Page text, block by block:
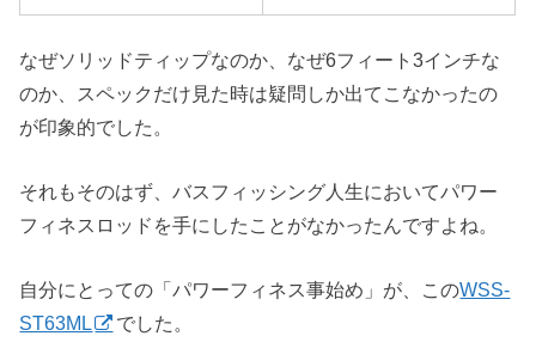
なぜソリッドティップなのか、なぜ6フィート3インチな
のか、スペックだけ見た時は疑問しか出てこなかったの
が印象的でした。
それもそのはず、バスフィッシング人生においてパワー
フィネスロッドを手にしたことがなかったんですよね。
自分にとっての「パワーフィネス事始め」が、このWSS-
ST63ML
でした。